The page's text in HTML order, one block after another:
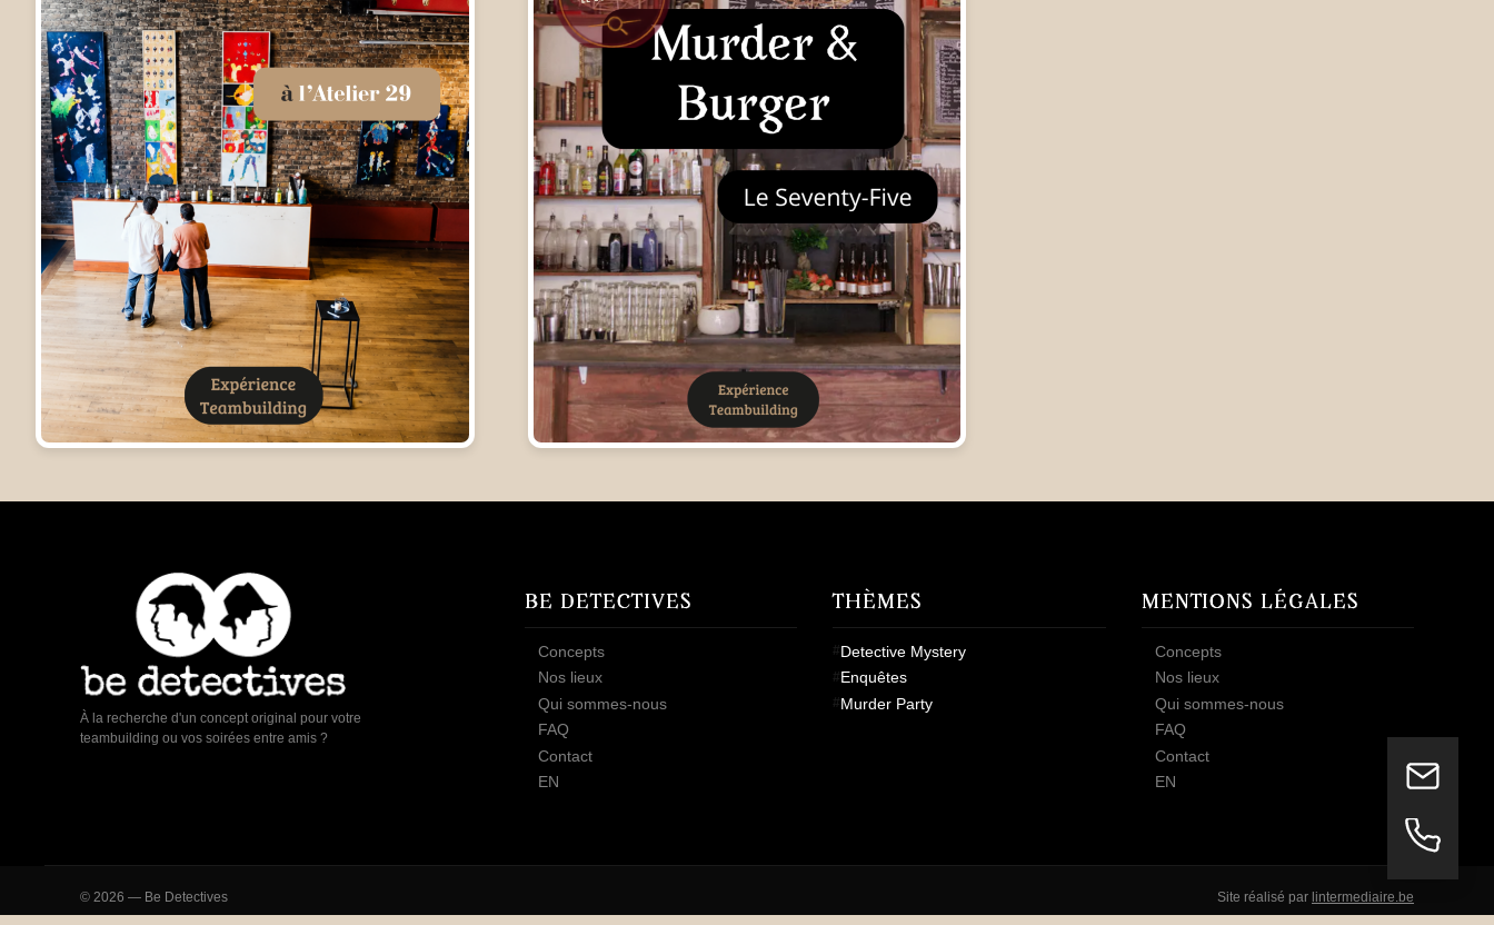
À la recherche d'un concept original pour votre
teambuilding ou vos soirées entre amis ?
BE DETECTIVES
Concepts
Nos lieux
Qui sommes-nous
FAQ
Contact
EN
THÈMES
Detective Mystery
Enquêtes
Murder Party
MENTIONS LÉGALES
Concepts
Nos lieux
Qui sommes-nous
FAQ
Contact
EN
© 2026 — Be Detectives Site réalisé par lintermediaire.be